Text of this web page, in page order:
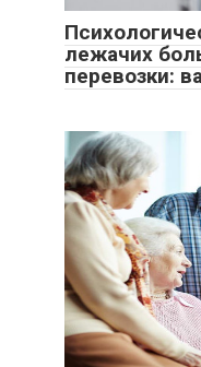
лежачих
перевозки: